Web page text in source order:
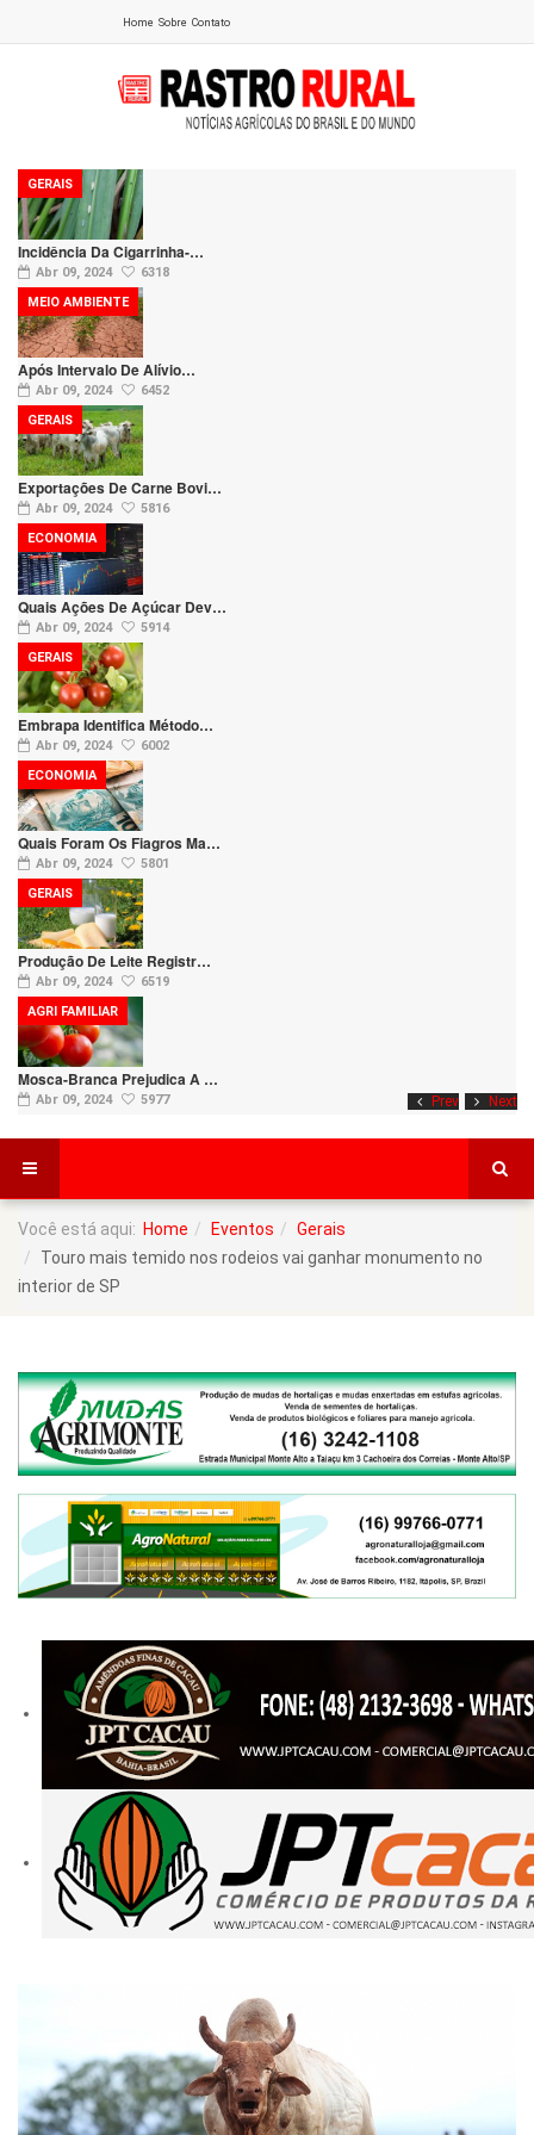
Home Sobre Contato
Prev Next
Incidência Da Cigarrinha-…
Abr 09, 2024 6318
GERAIS
Após Intervalo De Alívio…
Abr 09, 2024 6452
MEIO AMBIENTE
Exportações De Carne Bovi…
Abr 09, 2024 5816
GERAIS
Quais Ações De Açúcar Dev…
Abr 09, 2024 5914
ECONOMIA
Embrapa Identifica Método…
Abr 09, 2024 6002
GERAIS
Quais Foram Os Fiagros Ma…
Abr 09, 2024 5801
ECONOMIA
Produção De Leite Registr…
Abr 09, 2024 6519
GERAIS
Mosca-Branca Prejudica A …
Abr 09, 2024 5977
AGRI FAMILIAR
Você está aqui: Home Eventos
Gerais
Touro mais temido nos rodeios vai ganhar monumento no
interior de SP